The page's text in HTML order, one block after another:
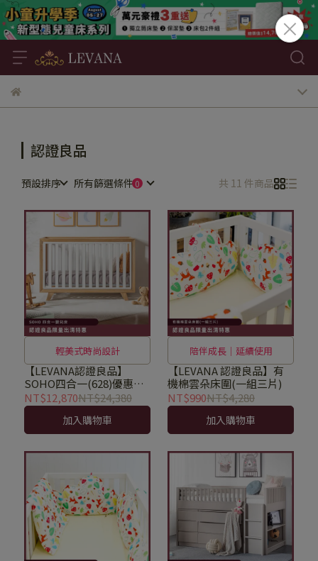
認證良品
預設排序 所有篩選條件 共 11 件商品
輕美式時尚設計
【LEVANA認證良品】
SOHO四合一(628)優惠出
清
NT$12,870NT$24,380
加入購物車
陪伴成長｜延續使用
【LEVANA 認證良品】有
機棉雲朵床圍(一組三片)
NT$990NT$4,280
加入購物車